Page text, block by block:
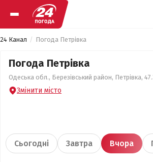
24 Канал Погода Петрівка
Погода Петрівка
Одеська обл., Березівський район, Петрівка,
Змінити місто
Сьогодні Завтра Вчора